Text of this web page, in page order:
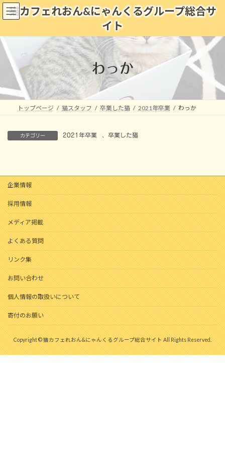
コ
ン
ン
ツ
へ
ッ
プ
ナ
ビ
ー
シ
ョ
移
動
猫カフェれおん&にゃんくるグループ総合サ
イト
わっか
トップページ 猫スタッフ 卒業した猫 2021年卒業 わっか
カテゴリー 2021年卒業 卒業した猫
企業情報
採用情報
メディア掲載
よくある質問
リンク集
お問い合わせ
個人情報の取扱いについて
寄付のお願い
Copyright © 猫カフェれおん&にゃんくるグループ総合サイト All Rights Reserved.